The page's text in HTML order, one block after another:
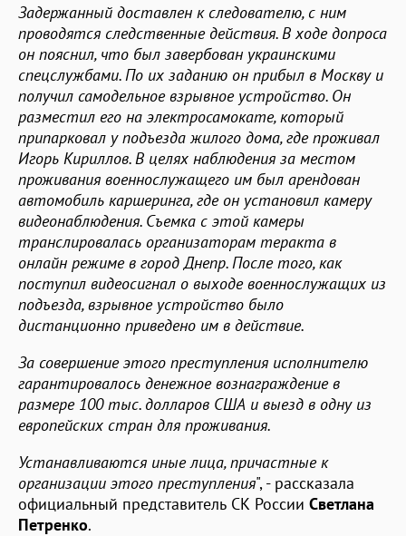
Задержанный доставлен к следователю, с ним
проводятся следственные действия. В ходе допроса
он пояснил, что был завербован украинскими
спецслужбами. По их заданию он прибыл в Москву и
получил самодельное взрывное устройство. Он
разместил его на электросамокате, который
припарковал у подъезда жилого дома, где проживал
Игорь Кириллов. В целях наблюдения за местом
проживания военнослужащего им был арендован
автомобиль каршеринга, где он установил камеру
видеонаблюдения. Съемка с этой камеры
транслировалась организаторам теракта в
онлайн режиме в город Днепр. После того, как
поступил видеосигнал о выходе военнослужащих из
подъезда, взрывное устройство было
дистанционно приведено им в действие.
За совершение этого преступления исполнителю
гарантировалось денежное вознаграждение в
размере 100 тыс. долларов США и выезд в одну из
европейских стран для проживания.
Устанавливаются иные лица, причастные к
организации этого преступления", - рассказала
официальный представитель СК России Светлана
Петренко.